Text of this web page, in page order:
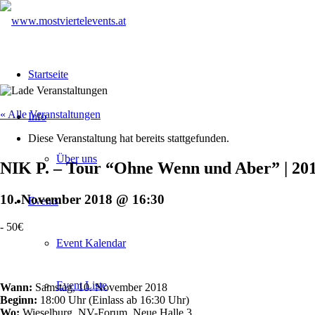
Startseite
Info
Über uns
Events
Event Kalendar
Event Liste
« Alle Veranstaltungen
Diese Veranstaltung hat bereits stattgefunden.
NIK P. – Tour “Ohne Wenn und Aber” |
10. November 2018 @ 16:30
- 50€
Wann: Samstag, 10. November 2018
Beginn: 18:00 Uhr (Einlass ab 16:30 Uhr)
Wo: Wieselburg, NV-Forum, Neue Halle 3